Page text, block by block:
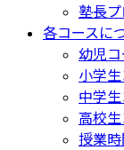
塾長
各コースに
幼児コ
小学生
中学生
高校生
授業時